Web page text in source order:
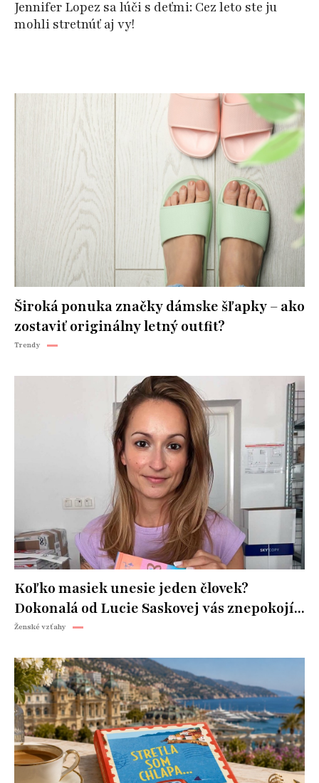
Jennifer Lopez sa lúči s deťmi: Cez leto ste ju
mohli stretnúť aj vy!
Široká ponuka značky dámske šľapky – ako
zostaviť originálny letný outfit?
Trendy
Koľko masiek unesie jeden človek?
Dokonalá od Lucie Saskovej vás znepokojí...
Ženské vzťahy